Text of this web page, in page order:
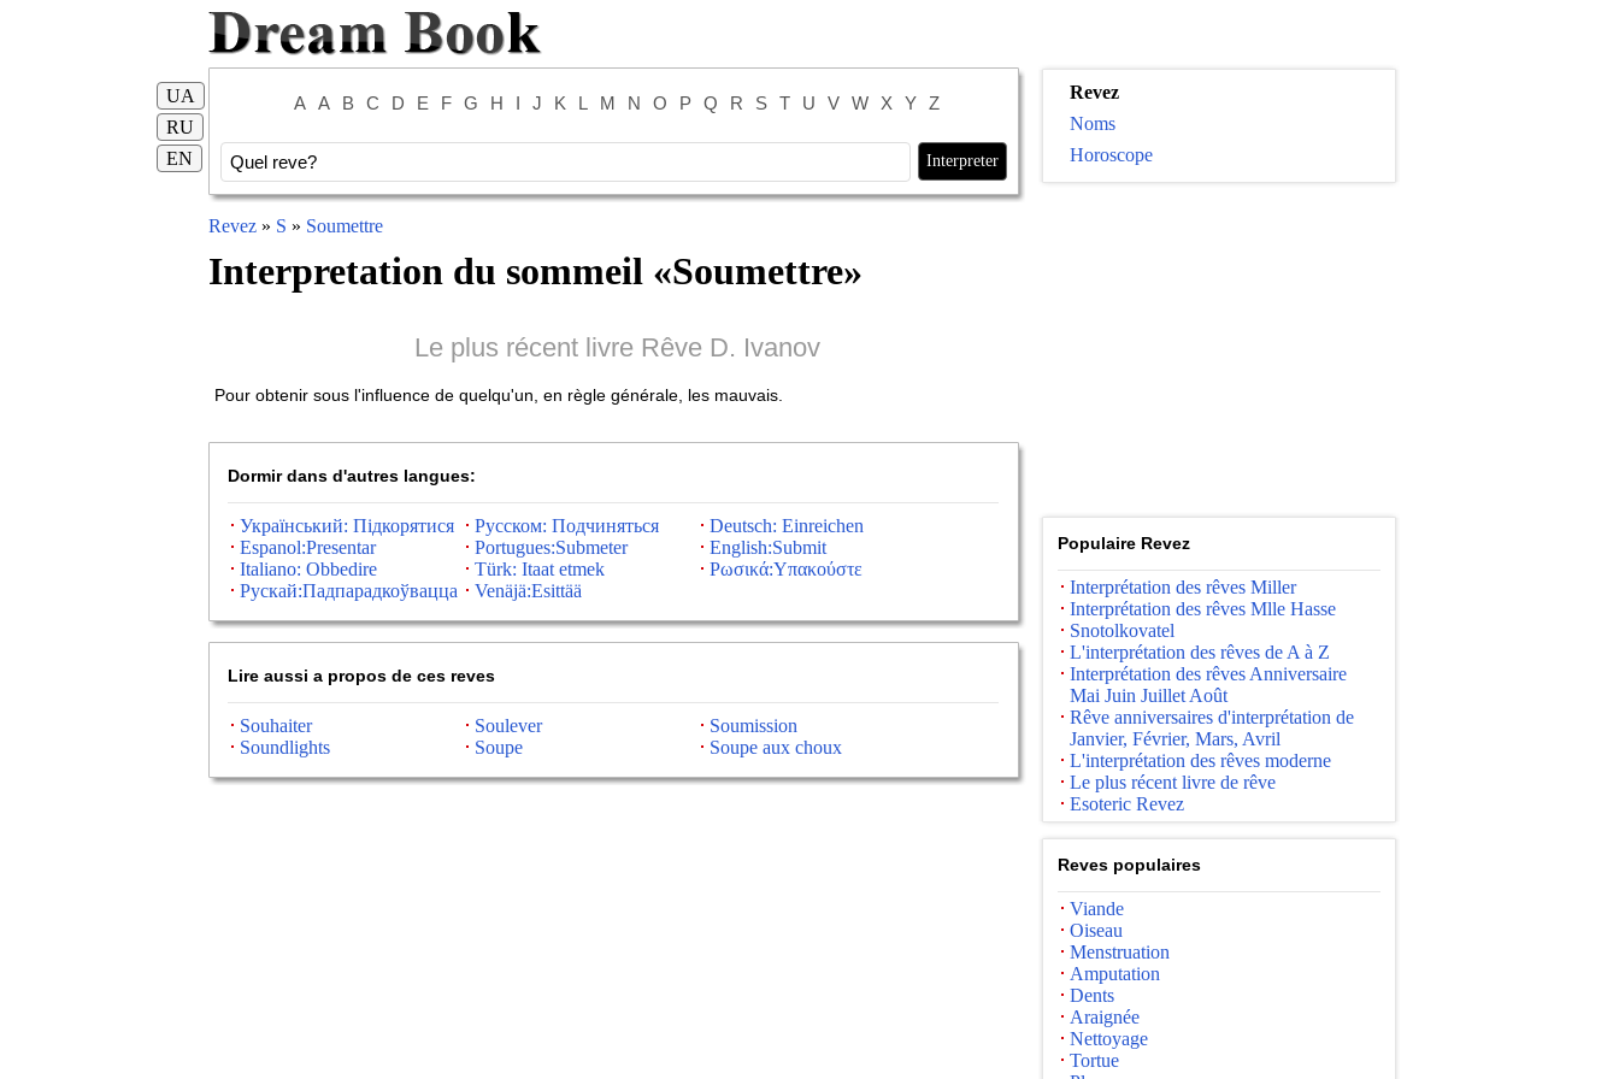
A A B C D E F G H I J K L M N O P Q R S T U V W X Y Z
UA
RU
EN
Revez» S » Soumettre
Interpretation du sommeil «Soumettre»
Le plus récent livre Rêve D. Ivanov
Pour obtenir sous l'influence de quelqu'un, en règle générale, les mauvais.
Dormir dans d'autres langues:
Український: Підкорятися Русском: Подчиняться
Deutsch: Einreichen
Espanol:Presentar
Portugues:Submeter
English:Submit
Italiano: Obbedire
Türk: Itaat etmek
Ρωσικά:Υπακούστε
Рускай:Падпарадкоўвацца
Venäjä:Esittää
Lire aussi a propos de ces reves
Souhaiter Soulever
Soumission
Soundlights
Soupe Soupe aux choux
Revez
Noms
Horoscope
Populaire Revez
Interprétation des rêves Miller
Interprétation des rêves Mlle Hasse
Snotolkovatel
L'interprétation des rêves de A à Z
Interprétation des rêves Anniversaire
Mai Juin Juillet Août
Rêve anniversaires d'interprétation de
Janvier, Février, Mars, Avril
L'interprétation des rêves moderne
Le plus récent livre de rêve
Esoteric Revez
Reves populaires
Viande
Oiseau
Menstruation
Amputation
Dents
Araignée
Nettoyage
Tortue